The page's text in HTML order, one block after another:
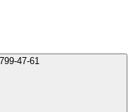
+7 (910) 799-47-61